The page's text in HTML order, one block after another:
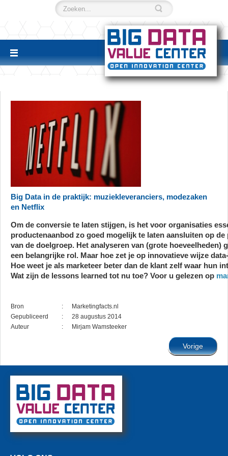
Big Data in de praktijk: muziekleveranciers, modezaken
en Netflix
Om de conversie te laten stijgen, is het voor organisaties
productenaanbod zo goed mogelijk te laten aansluiten op
van de doelgroep. Het analyseren van (grote hoeveelheden)
een belangrijke rol. Maar hoe zet je op innovatieve wijze
Hoe weet je als marketeer beter dan de klant zelf waar hun
Wat zijn de lessons learned tot nu toe? Voor u gelezen op
Bron :
Marketingfacts.nl
Gepubliceerd
:
28 augustus 2014
Auteur
: Mirjam Wamsteeker
Vorige